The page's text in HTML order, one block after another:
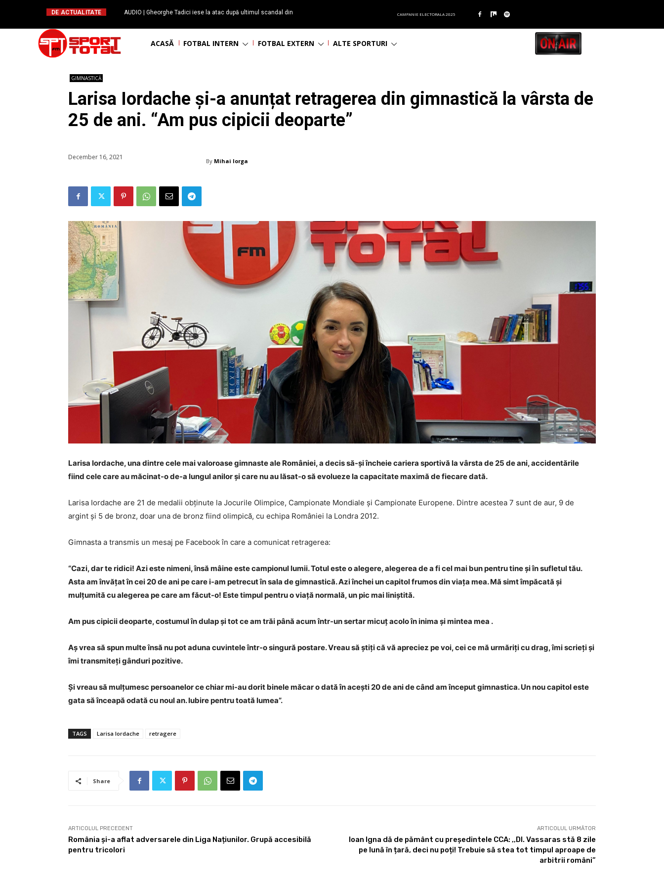
DE ACTUALITATE
AUDIO | Gheorghe Tadici iese la atac după ultimul scandal din
CAMPANIE ELECTORALA 2025
ACASĂ FOTBAL INTERN FOTBAL EXTERN ALTE SPORTURI
GIMNASTICĂ
Larisa Iordache și-a anunțat retragerea din gimnastică la vârsta de
25 de ani. “Am pus cipicii deoparte”
December 16, 2021 By Mihai Iorga
Larisa Iordache, una dintre cele mai valoroase gimnaste ale României, a decis să-și încheie cariera sportivă la vârsta de 25 de ani, accidentările
fiind cele care au măcinat-o de-a lungul anilor și care nu au lăsat-o să evolueze la capacitate maximă de fiecare dată.
Larisa Iordache are 21 de medalii obținute la Jocurile Olimpice, Campionate Mondiale și Campionate Europene. Dintre acestea 7 sunt de aur, 9 de
argint și 5 de bronz, doar una de bronz fiind olimpică, cu echipa României la Londra 2012.
Gimnasta a transmis un mesaj pe Facebook în care a comunicat retragerea:
“Cazi, dar te ridici! Azi este nimeni, însă mâine este campionul lumii. Totul este o alegere, alegerea de a fi cel mai bun pentru tine și în sufletul tău.
Asta am învățat în cei 20 de ani pe care i-am petrecut în sala de gimnastică. Azi închei un capitol frumos din viața mea. Mă simt împăcată și
mulțumită cu alegerea pe care am făcut-o! Este timpul pentru o viață normală, un pic mai liniștită.
Am pus cipicii deoparte, costumul în dulap și tot ce am trăi până acum într-un sertar micuț acolo în inima și mintea mea .
Aș vrea să spun multe însă nu pot aduna cuvintele într-o singură postare. Vreau să știți că vă apreciez pe voi, cei ce mă urmăriți cu drag, îmi scrieți și
îmi transmiteți gânduri pozitive.
Și vreau să mulțumesc persoanelor ce chiar mi-au dorit binele măcar o dată în acești 20 de ani de când am început gimnastica. Un nou capitol este
gata să înceapă odată cu noul an. Iubire pentru toată lumea”.
TAGS Larisa Iordache retragere
Share
ARTICOLUL PRECEDENT
România și-a aflat adversarele din Liga Națiunilor. Grupă accesibilă
pentru tricolori
ARTICOLUL URMĂTOR
Ioan Igna dă de pământ cu președintele CCA: ,,Dl. Vassaras stă 8 zile
pe lună în țară, deci nu poți! Trebuie să stea tot timpul aproape de
arbitrii români”